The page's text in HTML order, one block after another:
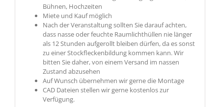
Bühnen, Hochzeiten
Miete und Kauf möglich
Nach der Veranstaltung sollten Sie darauf achten,
dass nasse oder feuchte Raumlichthüllen nie länger
als 12 Stunden aufgerollt bleiben dürfen, da es sonst
zu einer Stockfleckenbildung kommen kann. Wir
bitten Sie daher, von einem Versand im nassen
Zustand abzusehen
Auf Wunsch übernehmen wir gerne die Montage
CAD Dateien stellen wir gerne kostenlos zur
Verfügung.